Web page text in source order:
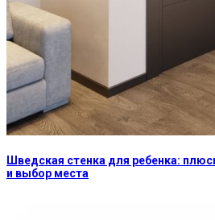
Шведская стенка для ребенка:
и выбор места